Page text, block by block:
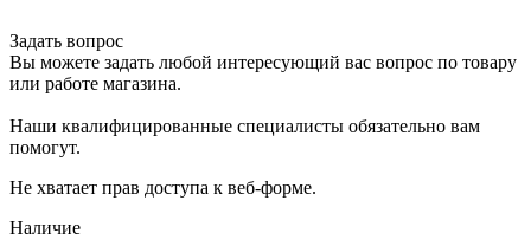
Задать вопрос
Вы можете задать любой интересующий вас вопрос по товару
или работе магазина.
Наши квалифицированные специалисты обязательно вам
помогут.
Не хватает прав доступа к веб-форме.
Наличие